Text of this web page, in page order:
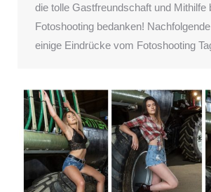
die tolle Gastfreundschaft und Mithilfe
Fotoshooting bedanken!
einige Eindrücke vom Fotoshooting